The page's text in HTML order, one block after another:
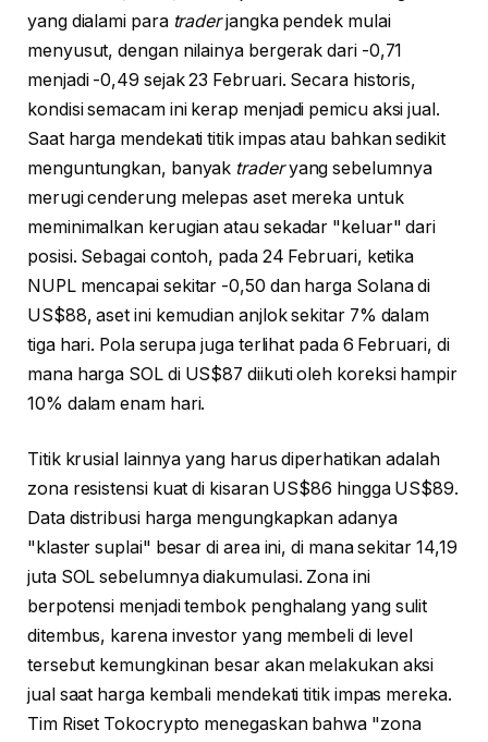
yang dialami para traderjangka pendek mulai
menyusut, dengan nilainya bergerak dari -0,71
menjadi -0,49 sejak 23 Februari. Secara historis,
kondisi semacam ini kerap menjadi pemicu aksi jual.
Saat harga mendekati titik impas atau bahkan sedikit
menguntungkan, banyak traderyang sebelumnya
merugi cenderung melepas aset mereka untuk
meminimalkan kerugian atau sekadar "keluar" dari
posisi. Sebagai contoh, pada 24 Februari, ketika
NUPL mencapai sekitar -0,50 dan harga Solana di
US$88, aset ini kemudian anjlok sekitar 7% dalam
tiga hari. Pola serupa juga terlihat pada 6 Februari, di
mana harga SOL di US$87 diikuti oleh koreksi hampir
10% dalam enam hari.
Titik krusial lainnya yang harus diperhatikan adalah
zona resistensi kuat di kisaran US$86 hingga US$89.
Data distribusi harga mengungkapkan adanya
"klaster suplai" besar di area ini, di mana sekitar 14,19
juta SOL sebelumnya diakumulasi. Zona ini
berpotensi menjadi tembok penghalang yang sulit
ditembus, karena investor yang membeli di level
tersebut kemungkinan besar akan melakukan aksi
jual saat harga kembali mendekati titik impas mereka.
Tim Riset Tokocrypto menegaskan bahwa "zona